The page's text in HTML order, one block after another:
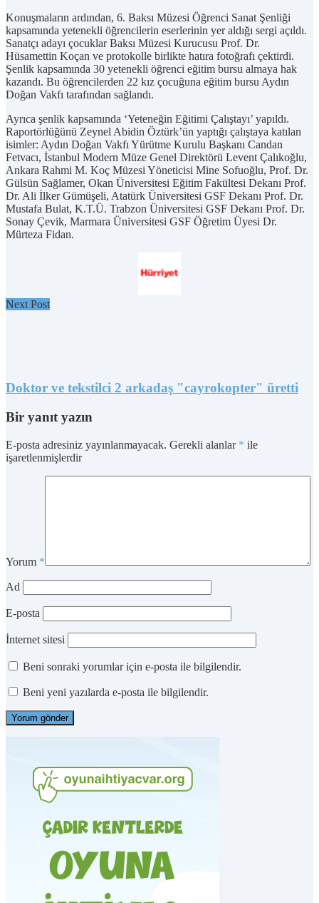
Konuşmaların ardından, 6. Baksı Müzesi Öğrenci Sanat Şenliği
kapsamında yetenekli öğrencilerin eserlerinin yer aldığı sergi açıldı.
Sanatçı adayı çocuklar Baksı Müzesi Kurucusu Prof. Dr.
Hüsamettin Koçan ve protokolle birlikte hatıra fotoğrafı çektirdi.
Şenlik kapsamında 30 yetenekli öğrenci eğitim bursu almaya hak
kazandı. Bu öğrencilerden 22 kız çocuğuna eğitim bursu Aydın
Doğan Vakfı tarafından sağlandı.
Ayrıca şenlik kapsamında ‘Yeteneğin Eğitimi Çalıştayı’ yapıldı.
Raportörlüğünü Zeynel Abidin Öztürk’ün yaptığı çalıştaya katılan
isimler: Aydın Doğan Vakfı Yürütme Kurulu Başkanı Candan
Fetvacı, İstanbul Modern Müze Genel Direktörü Levent Çalıkoğlu,
Ankara Rahmi M. Koç Müzesi Yöneticisi Mine Sofuoğlu, Prof. Dr.
Gülsün Sağlamer, Okan Üniversitesi Eğitim Fakültesi Dekanı Prof.
Dr. Ali İlker Gümüşeli, Atatürk Üniversitesi GSF Dekanı Prof. Dr.
Mustafa Bulat, K.T.Ü. Trabzon Üniversitesi GSF Dekanı Prof. Dr.
Sonay Çevik, Marmara Üniversitesi GSF Öğretim Üyesi Dr.
Mürteza Fidan.
Next Post
Doktor ve tekstilci 2 arkadaş "cayrokopter" üretti
Bir yanıt yazın
E-posta adresiniz yayınlanmayacak. Gerekli alanlar * ile
işaretlenmişlerdir
Yorum *
Ad
E-posta
İnternet sitesi
Beni sonraki yorumlar için e-posta ile bilgilendir.
Beni yeni yazılarda e-posta ile bilgilendir.